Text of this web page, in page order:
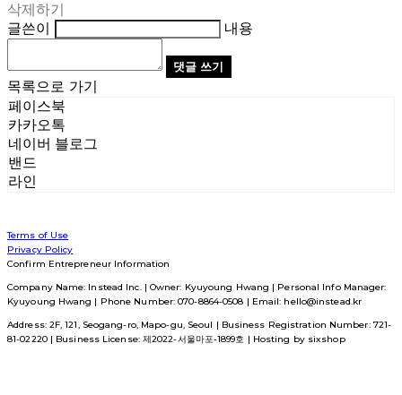
삭제하기
글쓴이
내용
댓글 쓰기
목록으로 가기
페이스북
카카오톡
네이버 블로그
밴드
라인
Terms of Use
Privacy Policy
Confirm Entrepreneur Information
Company Name: Instead Inc. | Owner: Kyuyoung Hwang | Personal Info Manager:
Kyuyoung Hwang | Phone Number: 070-8864-0508 | Email: hello@instead.kr
Address: 2F, 121, Seogang-ro, Mapo-gu, Seoul | Business Registration Number: 721-
81-02220| Business License: 제2022-서울마포-1899호 | Hosting by sixshop